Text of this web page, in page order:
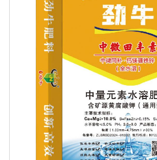
种线虫，减轻线虫病危害；3、改善作物
活化土壤，促进植株正常生长；4、激活
速恢复根系生理机能，预防根系因线虫的